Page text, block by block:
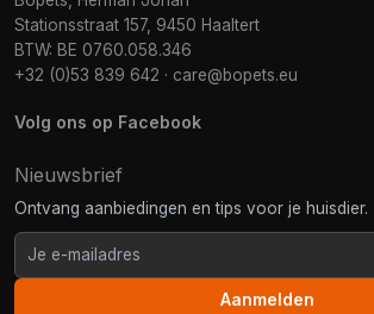
Stationsstraat 157, 9450 Haaltert
BTW: BE 0760.058.346
+32 (0)53 839 642 · care@bopets.eu
Volg ons op Facebook
Nieuwsbrief
Ontvang aanbiedingen en tips voor je huisdier.
Aanmelden